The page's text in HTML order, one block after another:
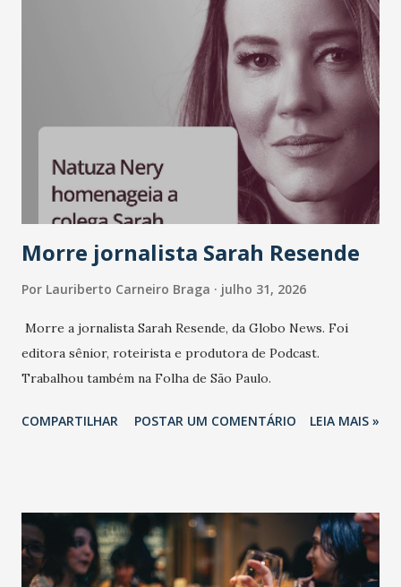
Morre jornalista Sarah Resende
Por Lauriberto Carneiro Braga julho 31, 2026
Morre a jornalista Sarah Resende, da Globo News. Foi
editora sênior, roteirista e produtora de Podcast.
Trabalhou também na Folha de São Paulo.
COMPARTILHAR POSTAR UM COMENTÁRIO LEIA MAIS »